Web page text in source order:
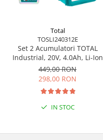
Total
TOSLI240312E
Set 2 Acumulatori TOTAL
Industrial, 20V, 4.0Ah, Li-Ion
449,00 RON
298,00 RON
IN STOC